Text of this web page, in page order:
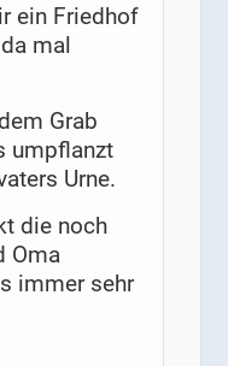
ein Friedhof
mal
Grab
umpflanzt
Urne.
die noch
Oma
immer sehr